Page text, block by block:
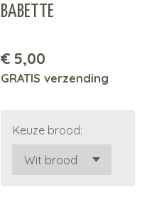
BABETTE
€ 5,00
GRATIS verzending
Keuze brood: